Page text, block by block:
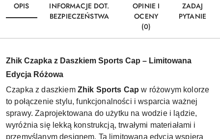
OPIS
INFORMACJE DOT.
BEZPIECZEŃSTWA
OPINIE I
OCENY
(0)
ZADAJ
PYTANIE
Zhik Czapka z Daszkiem Sports Cap – Limitowana
Edycja Różowa
Czapka z daszkiem Zhik Sports Cap w różowym kolorze
to połączenie stylu, funkcjonalności i wsparcia ważnej
sprawy. Zaprojektowana do użytku na wodzie i lądzie,
wyróżnia się lekką konstrukcją, trwałymi materiałami i
przemyślanym designem. Ta limitowana edycja wspiera